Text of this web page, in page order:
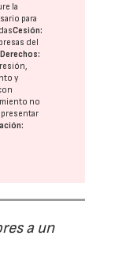
la
para
Cesión:
del
Derechos:
y
no
presentar
a un